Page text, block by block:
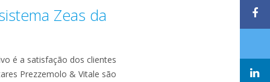
Zeas da
é a satisfação dos clientes
Prezzemolo & Vitale são